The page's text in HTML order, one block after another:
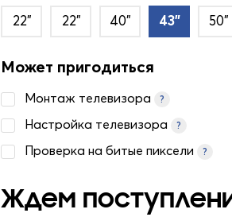
22" 22" 40" 43" 50"
Может пригодиться
Монтаж телевизора ?
Настройка телевизора
?
Проверка на битые пиксели
?
Ждем